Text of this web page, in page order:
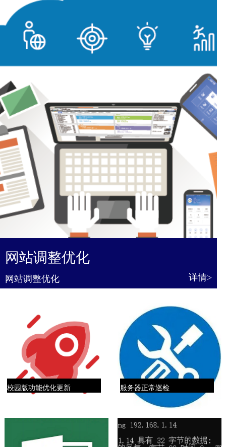
网站调整优化
网站调整优化 详情>
校园版功能优化更新
校园版功能优化更新，版本升级
服务器正常巡检
2026.4.29服务器正常巡